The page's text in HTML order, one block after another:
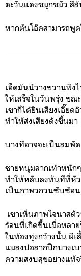
ตะวันแดงขมุกขมัว สี
หากต้นโอ๊คสามารถพู
เอ็ดมันน์วางขวานพิง
ให้เสร็จในวันพรุ่ง ขณ
เขาก็ได้ยินเสียงเอี๊ยด
ทำให้ส่งเสียงดังขึ้นมา
บางทีอาจจะเป็นลมพัด
ชายหนุ่มลากเท้าหนัก
ทำให้หลับลงทันทีที่หั
เป็นภาพวกวนซับซ้อ
เขาเห็นภาพโจนาสตั
ร้อนที่เกิดขึ้นเมื่อหลา
ในท้องทุ่งกว้างนั้น ผี
แมลงปอลากปีกบางเ
ความสงบสุขอย่างแท้จ